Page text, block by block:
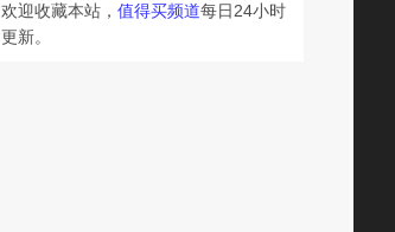
欢迎收藏本站， 值得买频道每日24小时
更新。